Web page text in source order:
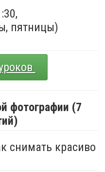
пятницы)
фотографии (7
снимать красиво